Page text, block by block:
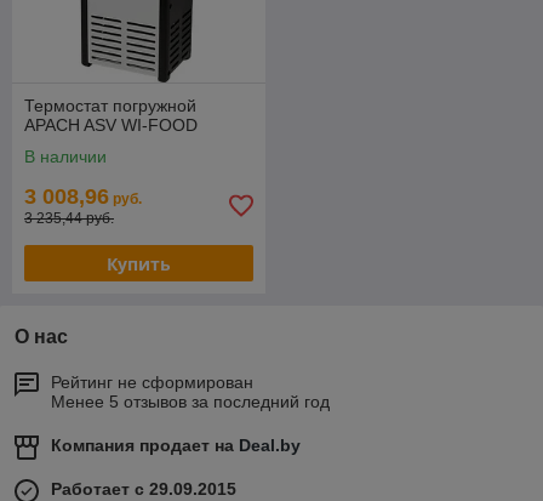
Термостат погружной
APACH ASV WI-FOOD
В наличии
3 008,96 руб.
3 235,44 руб.
Купить
О нас
Рейтинг не сформирован
Менее 5 отзывов за последний год
Компания продает на Deal.by
Работает с 29.09.2015